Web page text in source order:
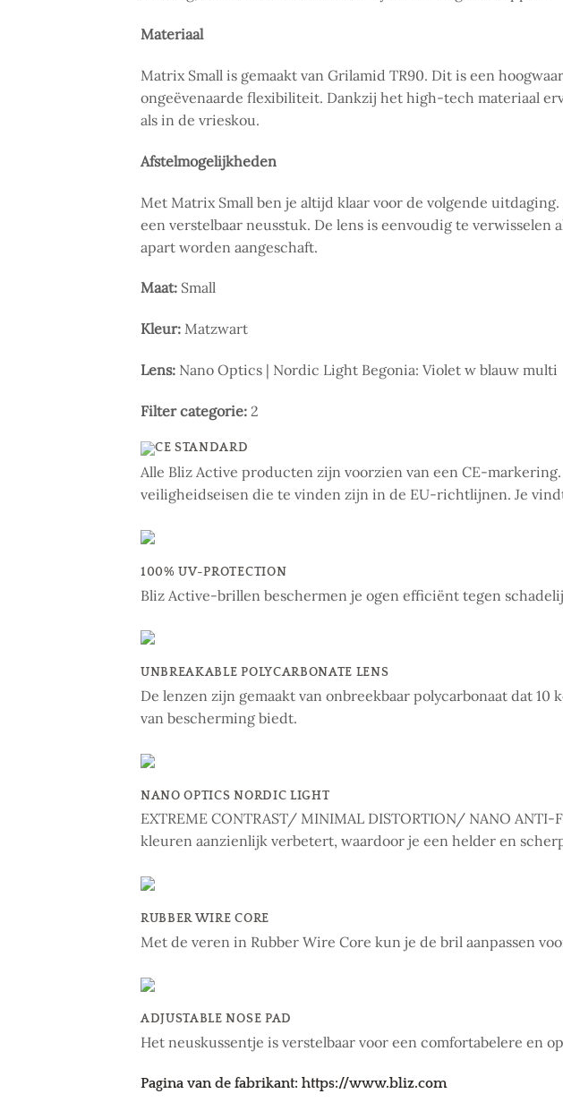
Materiaal
Matrix Small is gemaakt van Grilamid TR90. Dit is een
ongeëvenaarde flexibiliteit. Dankzij het high-tech materiaal
als in de vrieskou.
Afstelmogelijkheden
Met Matrix Small ben je altijd klaar voor de volgende
een verstelbaar neusstuk. De lens is eenvoudig te
apart worden aangeschaft.
Maat: Small
Kleur: Matzwart
Lens: Nano Optics | Nordic Light Begonia: Violet w blauw multi
Filter categorie: 2
CE STANDARD
Alle Bliz Active producten zijn voorzien van een CE-
veiligheidseisen die te vinden zijn in de EU-richtlijnen. Je
100% UV-PROTECTION
Bliz Active-brillen beschermen je ogen efficiënt tegen
UNBREAKABLE POLYCARBONATE LENS
De lenzen zijn gemaakt van onbreekbaar polycarbonaat dat
van bescherming biedt.
NANO OPTICS NORDIC LIGHT
EXTREME CONTRAST/ MINIMAL DISTORTION/ NANO
kleuren aanzienlijk verbetert, waardoor je een helder en
RUBBER WIRE CORE
Met de veren in Rubber Wire Core kun je de bril aanpassen
ADJUSTABLE NOSE PAD
Het neuskussentje is verstelbaar voor een comfortabelere en
Pagina van de fabrikant: https://www.bliz.com